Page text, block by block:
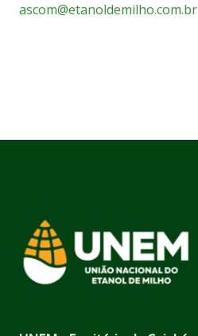
ascom@etanoldemilho.com.br